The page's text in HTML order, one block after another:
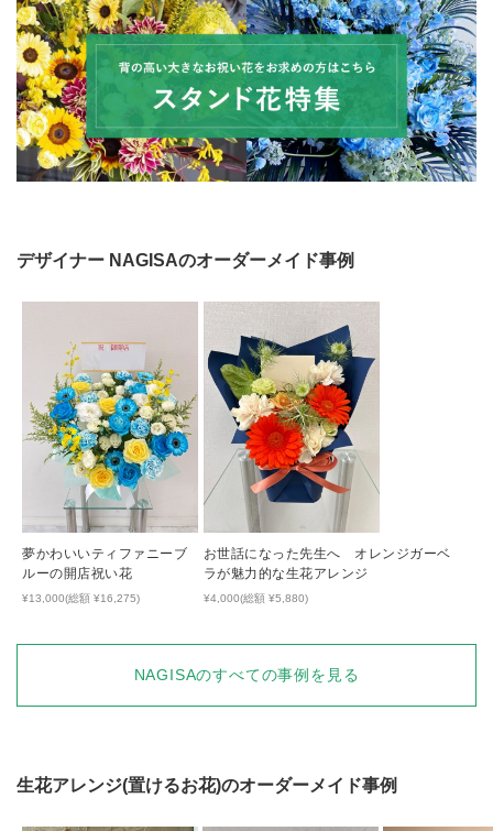
デザイナー NAGISAのオーダーメイド事例
夢かわいいティファニーブ
ルーの開店祝い花
¥13,000(総額 ¥16,275)
お世話になった先生へ オレンジガーベ
ラが魅力的な生花アレンジ
¥4,000(総額 ¥5,880)
NAGISAのすべての事例を見る
生花アレンジ(置けるお花)のオーダーメイド事例